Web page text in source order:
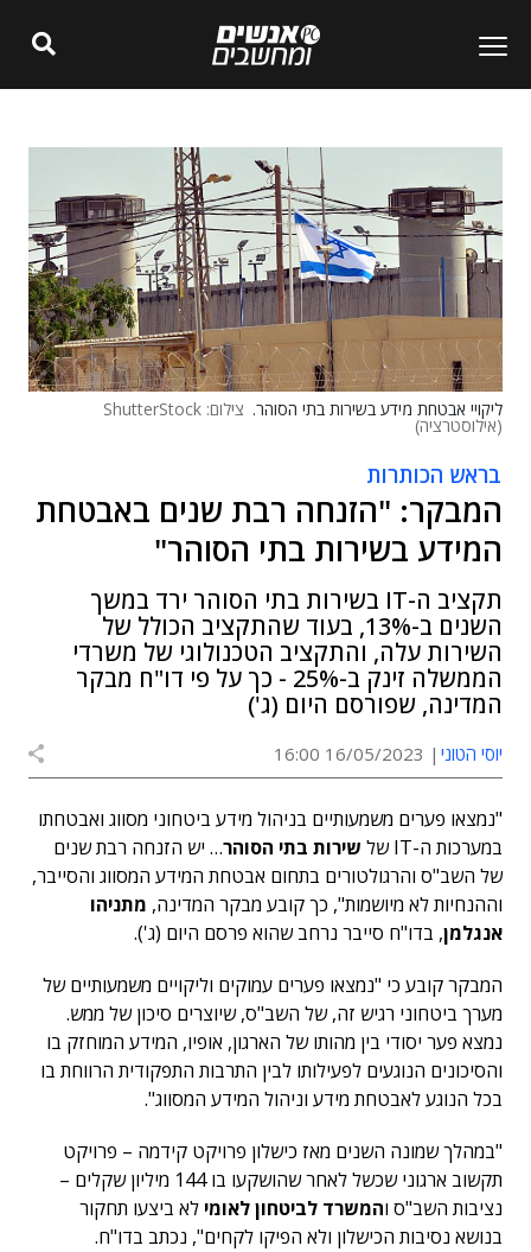
ליקויי אבטחת מידע בשירות בתי הסוהר. צילום: ShutterStock
(אילוסטרציה)
בראש הכותרות
המבקר: "הזנחה רבת שנים באבטחת
המידע בשירות בתי הסוהר"
תקציב ה-IT בשירות בתי הסוהר ירד במשך
השנים ב-13%, בעוד שהתקציב הכולל של
השירות עלה, והתקציב הטכנולוגי של משרדי
הממשלה זינק ב-25% - כך על פי דו"ח מבקר
המדינה, שפורסם היום (ג')
יוסי הטוני 16/05/2023 16:00
"נמצאו פערים משמעותיים בניהול מידע ביטחוני מסווג ואבטחתו
במערכות ה-IT של
שירות בתי הסוהר… יש הזנחה רבת שנים
של השב"ס והרגולטורים בתחום אבטחת המידע המסווג והסייבר,
וההנחיות לא מיושמות", כך קובע מבקר המדינה, מתניהו
אנגלמן, בדו"ח סייבר נרחב שהוא פרסם היום (ג').
המבקר קובע כי "נמצאו פערים עמוקים וליקויים משמעותיים של
מערך ביטחוני רגיש זה, של השב"ס, שיוצרים סיכון של ממש.
נמצא פער יסודי בין מהותו של הארגון, אופיו, המידע המוחזק בו
והסיכונים הנוגעים לפעילותו לבין התרבות התפקודית הרווחת בו
בכל הנוגע לאבטחת מידע וניהול המידע המסווג".
"במהלך שמונה השנים מאז כישלון פרויקט קידמה – פרויקט
תקשוב ארגוני שכשל לאחר שהושקעו בו 144 מיליון שקלים –
נציבות השב"ס והמשרד לביטחון לאומי לא ביצעו תחקור
בנושא נסיבות הכישלון ולא הפיקו לקחים", נכתב בדו"ח.